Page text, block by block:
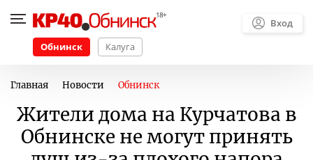
Обнинск Калуга
Вход
Главная Новости Обнинск
Жители дома на Курчатова в
Обнинске не могут принять